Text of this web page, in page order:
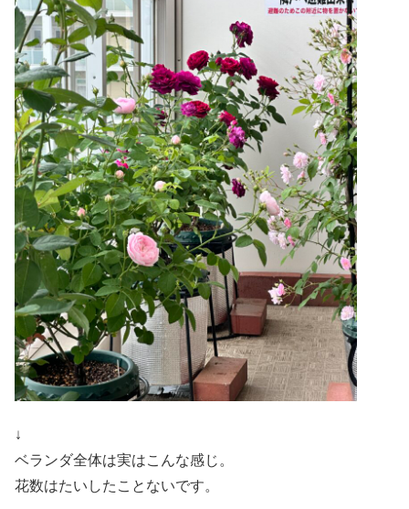
↓
ベランダ全体は実はこんな感じ。
花数はたいしたことないです。